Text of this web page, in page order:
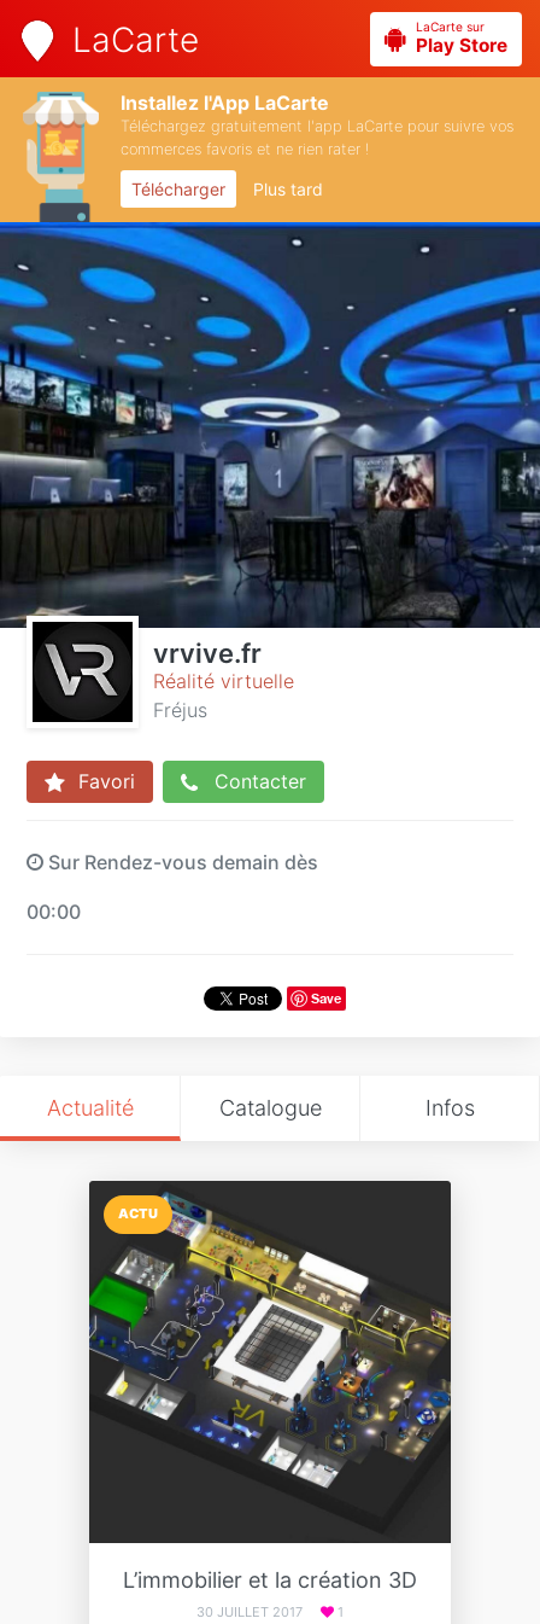
LaCarte LaCarte sur
Play Store
Installez l'App LaCarte
Téléchargez gratuitement l'app LaCarte pour suivre vos
commerces favoris et ne rien rater !
Télécharger Plus tard
vrvive.fr
Réalité virtuelle
Fréjus
Favori Contacter
Sur Rendez-vous demain dès
00:00
Save
Actualité Catalogue Infos
ACTU
L’immobilier et la création 3D
30 JUILLET 2017 1